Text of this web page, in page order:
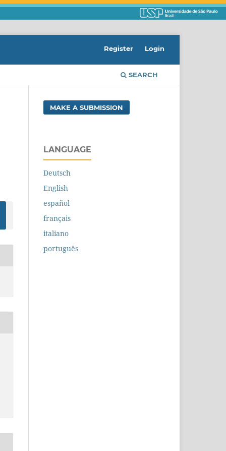
SEARCH
Register Login
MAKE A SUBMISSION
LANGUAGE
Deutsch
English
español
français
italiano
português